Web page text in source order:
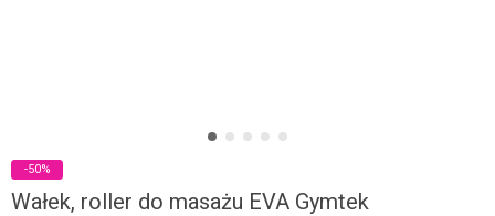
Wałek, roller do masażu EVA Gymtek
-50%